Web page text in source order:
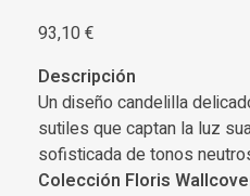
93,10€
Descripción
Un diseño candelilla
sutiles que captan la luz
sofisticada de tonos
Colección Floris